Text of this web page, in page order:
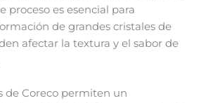
proceso es esencial para
de grandes cristales de
afectar la textura y el sabor de
de Coreco permiten un